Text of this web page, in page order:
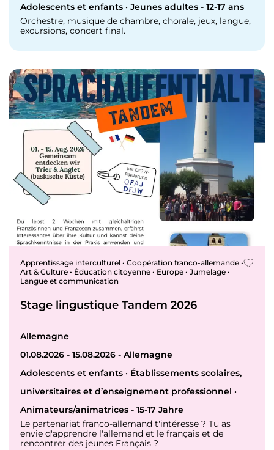
Adolescents et enfants · Jeunes adultes - 12-17 ans
Orchestre, musique de chambre, chorale, jeux, langue,
excursions, concert final.
Apprentissage interculturel • Coopération franco-allemande •
Art & Culture • Éducation citoyenne • Europe • Jumelage •
Langue et communication
Stage lingustique Tandem 2026
Allemagne
01.08.2026 - 15.08.2026 - Allemagne
Adolescents et enfants · Établissements scolaires,
universitaires et d’enseignement professionnel ·
Animateurs/animatrices - 15-17 Jahre
Le partenariat franco-allemand t'intéresse ? Tu as
envie d'apprendre l'allemand et le français et de
rencontrer des jeunes Français ?